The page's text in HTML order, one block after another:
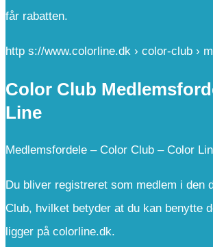
får rabatten.
http s://www.colorline.dk › color-club ›
Color Club
Line
Medlemsfordele – Color Club – Color
Du bliver registreret som medlem i den
Club, hvilket betyder at du kan benytte
ligger på colorline.dk.